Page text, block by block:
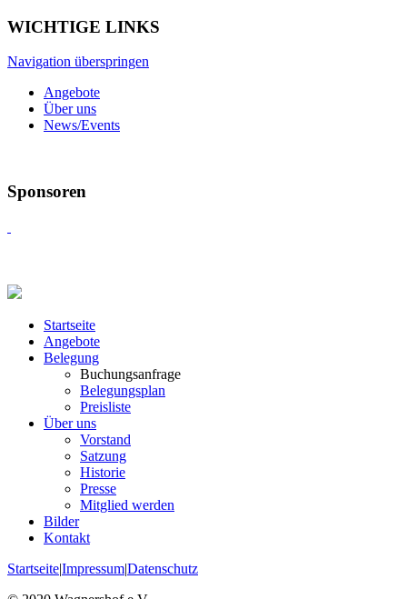
WICHTIGE LINKS
Navigation überspringen
Angebote
Über uns
News/Events
Sponsoren
Startseite
Angebote
Belegung
Buchungsanfrage
Belegungsplan
Preisliste
Über uns
Vorstand
Satzung
Historie
Presse
Mitglied werden
Bilder
Kontakt
Startseite|Impressum|Datenschutz